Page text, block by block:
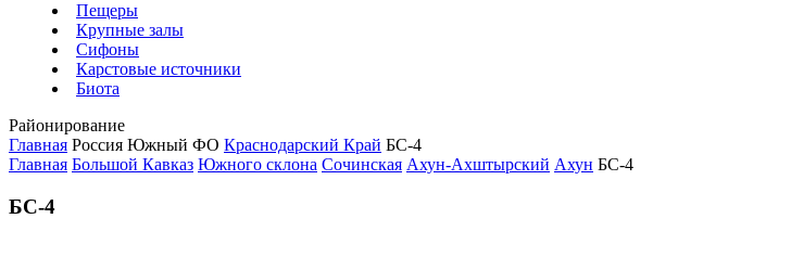
Пещеры
Крупные залы
Сифоны
Карстовые источники
Биота
Районирование
Главная Россия Южный ФО Краснодарский Край БС-4
Главная Большой Кавказ Южного склона Сочинская Ахун-Ахштырский Ахун БС-4
БС-4